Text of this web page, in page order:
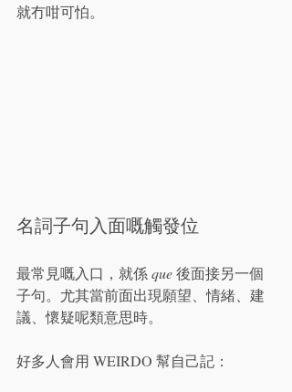
就冇咁可怕。
名詞子句入面嘅觸發位
最常見嘅入口，就係 que 後面接另一個
子句。尤其當前面出現願望、情緒、建
議、懷疑呢類意思時。
好多人會用 WEIRDO 幫自己記：